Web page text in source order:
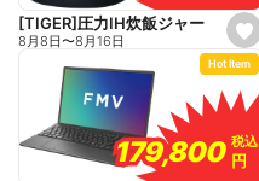
e
s
e
t
a
v
o
r
i
[TIGER]圧力IH炊飯ジャー
8月8日〜8月16日
Hot Item
179,800
179,800 税込
税込
円
円